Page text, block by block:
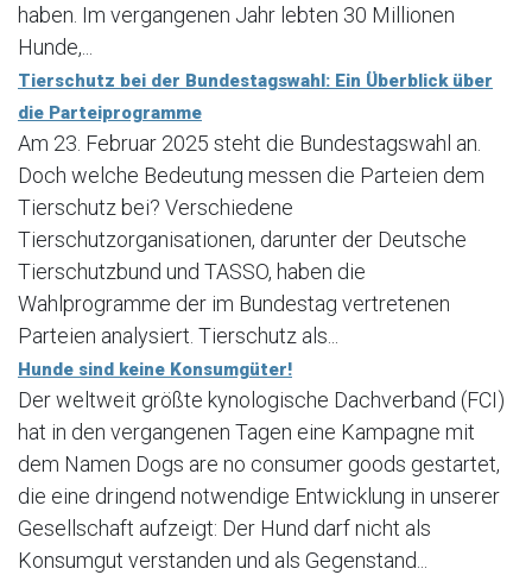
haben. Im vergangenen Jahr lebten 30 Millionen
Hunde,...
Tierschutz bei der Bundestagswahl: Ein Überblick über
die Parteiprogramme
Am 23. Februar 2025 steht die Bundestagswahl an.
Doch welche Bedeutung messen die Parteien dem
Tierschutz bei? Verschiedene
Tierschutzorganisationen, darunter der Deutsche
Tierschutzbund und TASSO, haben die
Wahlprogramme der im Bundestag vertretenen
Parteien analysiert. Tierschutz als...
Hunde sind keine Konsumgüter!
Der weltweit größte kynologische Dachverband (FCI)
hat in den vergangenen Tagen eine Kampagne mit
dem Namen Dogs are no consumer goods gestartet,
die eine dringend notwendige Entwicklung in unserer
Gesellschaft aufzeigt: Der Hund darf nicht als
Konsumgut verstanden und als Gegenstand...